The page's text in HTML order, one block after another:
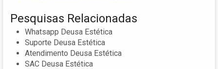
Pesquisas Relacionadas
Whatsapp Deusa Estética
Suporte Deusa Estética
Atendimento Deusa Estética
SAC Deusa Estética